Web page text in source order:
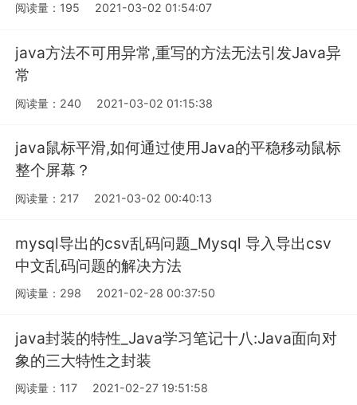
阅读量：195 2021-03-02 01:54:07
java方法不可用异常,重写的方法无法引发Java异
常
阅读量：240 2021-03-02 01:15:38
java鼠标平滑,如何通过使用Java的平稳移动鼠标
整个屏幕？
阅读量：217 2021-03-02 00:40:13
mysql导出的csv乱码问题_Mysql 导入导出csv
中文乱码问题的解决方法
阅读量：298 2021-02-28 00:37:50
java封装的特性_Java学习笔记十八:Java面向对
象的三大特性之封装
阅读量：117 2021-02-27 19:51:58